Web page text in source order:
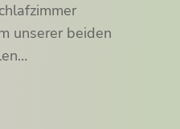
unserer beiden